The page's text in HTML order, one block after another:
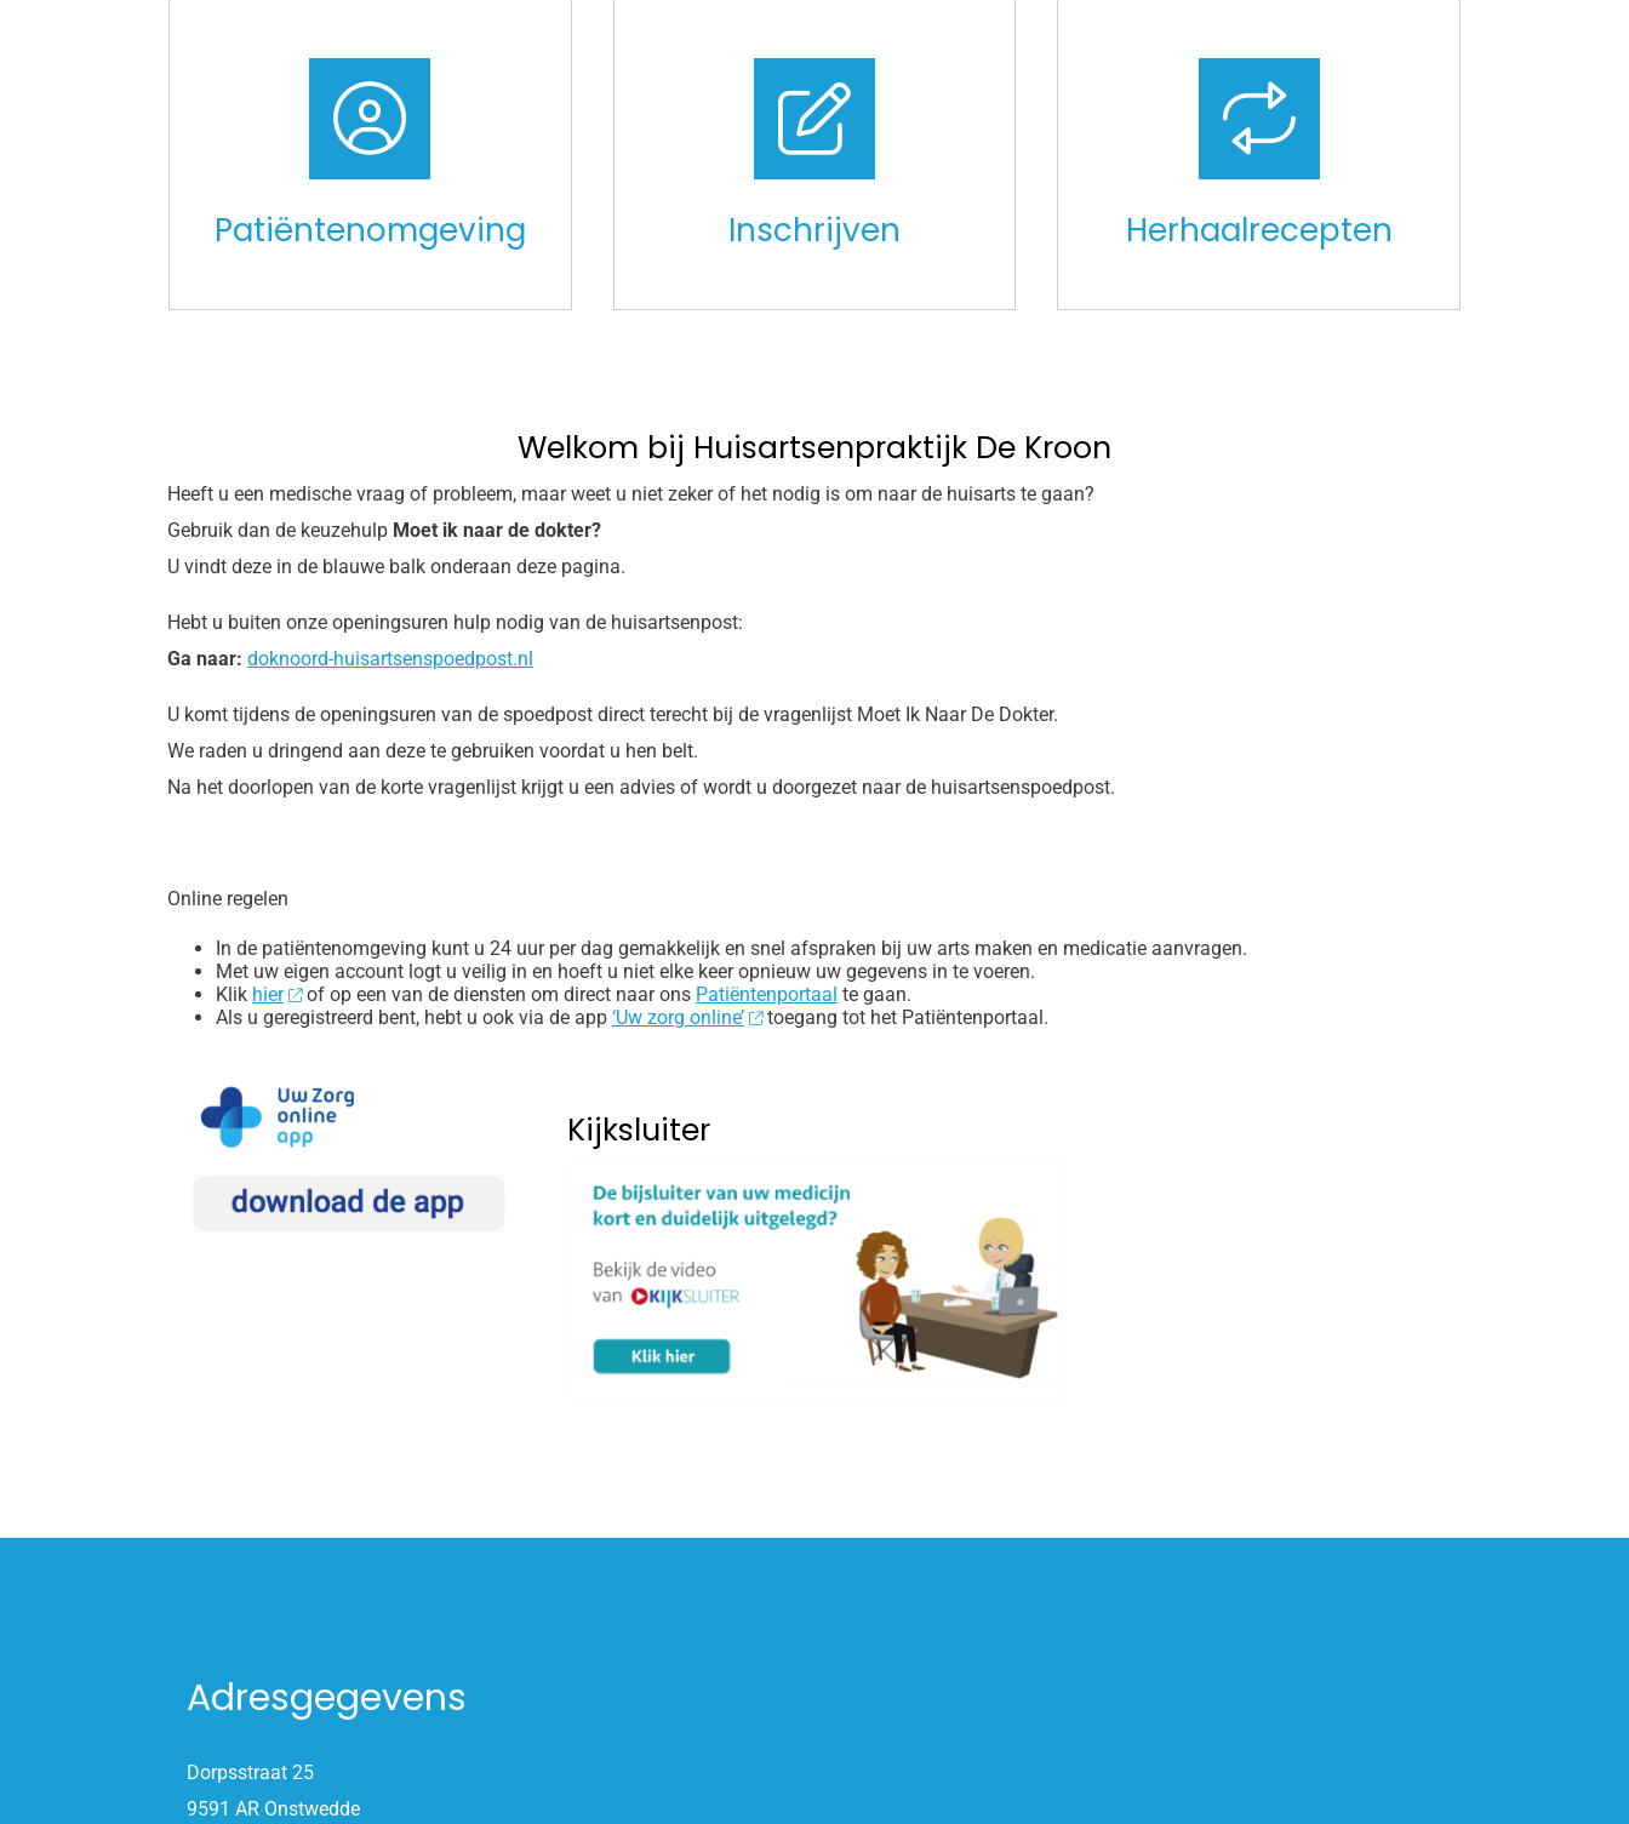
Patiëntenomgeving Inschrijven Herhaalrecepten
Welkom bij Huisartsenpraktijk De Kroon
Heeft u een medische vraag of probleem, maar weet u niet zeker of het nodig is om naar de huisarts te gaan?
Gebruik dan de keuzehulp Moet ik naar de dokter?
U vindt deze in de blauwe balk onderaan deze pagina.
Hebt u buiten onze openingsuren hulp nodig van de huisartsenpost:
Ga naar: doknoord-huisartsenspoedpost.nl
U komt tijdens de openingsuren van de spoedpost direct terecht bij de vragenlijst Moet Ik Naar De Dokter.
We raden u dringend aan deze te gebruiken voordat u hen belt.
Na het doorlopen van de korte vragenlijst krijgt u een advies of wordt u doorgezet naar de huisartsenspoedpost.
Online regelen
In de patiëntenomgeving kunt u 24 uur per dag gemakkelijk en snel afspraken bij uw arts maken en medicatie aanvragen.
Met uw eigen account logt u veilig in en hoeft u niet elke keer opnieuw uw gegevens in te voeren.
Klik hier of op een van de diensten om direct naar ons Patiëntenportaal te gaan.
Als u geregistreerd bent, hebt u ook via de app ‘Uw zorg online’ toegang tot het Patiëntenportaal.
Kijksluiter
Adresgegevens
Dorpsstraat 25
9591 AR Onstwedde